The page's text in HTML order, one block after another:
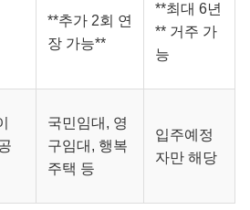
**추가 2회 연
장 가능**
**최대 6년
** 거주 가
능
국민임대, 영
구임대, 행복
주택 등
입주예정
자만 해당